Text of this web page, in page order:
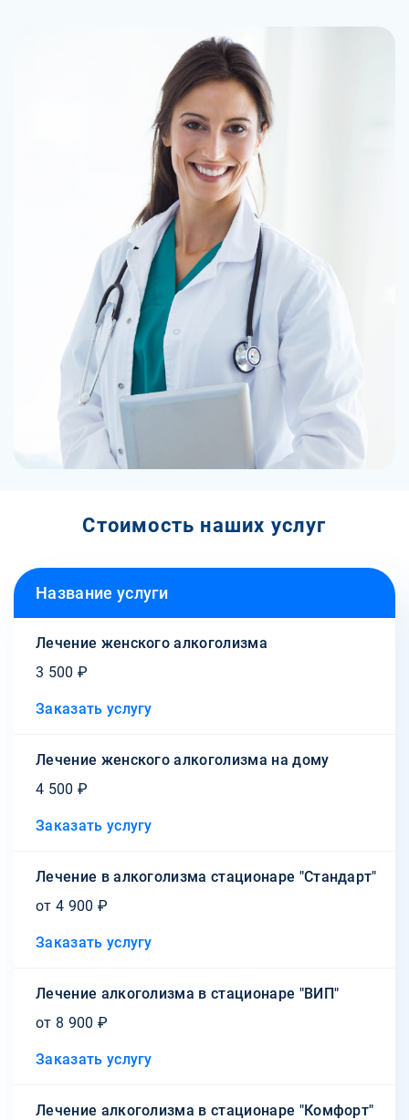
Стоимость наших услуг
Название услуги
Лечение женского алкоголизма
3 500 ₽
Заказать услугу
Лечение женского алкоголизма на дому
4 500 ₽
Заказать услугу
Лечение в алкоголизма стационаре "Стандарт"
от 4 900 ₽
Заказать услугу
Лечение алкоголизма в стационаре "ВИП"
от 8 900 ₽
Заказать услугу
Лечение алкоголизма в стационаре "Комфорт"